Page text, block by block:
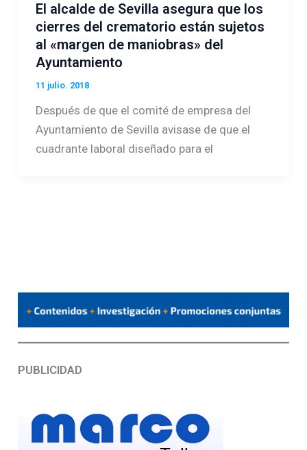
El alcalde de Sevilla asegura que los
cierres del crematorio están sujetos
al «margen de maniobras» del
Ayuntamiento
11 julio. 2018
Después de que el comité de empresa del
Ayuntamiento de Sevilla avisase de que el
cuadrante laboral diseñado para el
PUBLICIDAD